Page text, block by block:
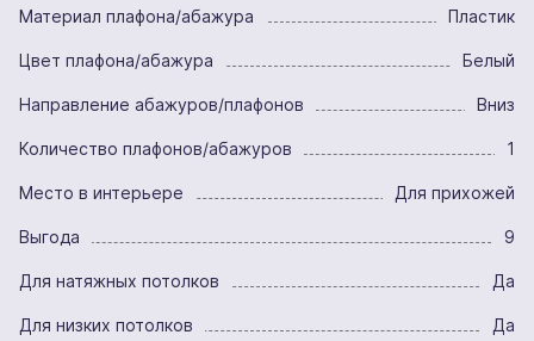
Материал плафона/абажура Пластик
Цвет плафона/абажура Белый
Направление абажуров/плафонов Вниз
Количество плафонов/абажуров 1
Место в интерьере Для прихожей
Выгода 9
Для натяжных потолков Да
Для низких потолков Да